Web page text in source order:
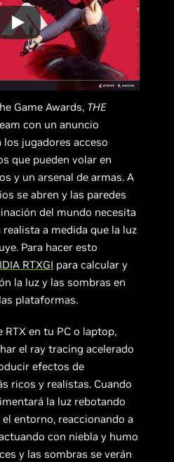
Game Awards, THE
con un anuncio
jugadores acceso
que pueden volar en
y un arsenal de armas. A
se abren y las paredes
del mundo necesita
a medida que la luz
Para hacer esto
RTXGI para calcular y
la luz y las sombras en
plataformas.
RTX en tu PC o laptop,
el ray tracing acelerado
efectos de
ricos y realistas. Cuando
la luz rebotando
entorno, reaccionando a
con niebla y humo
y las sombras se verán